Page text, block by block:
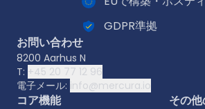
GDPR準拠
お問い合わせ
8200 Aarhus N
T: +45 20 77 12 96
電子メール: info@mercura.io
コア機能 その